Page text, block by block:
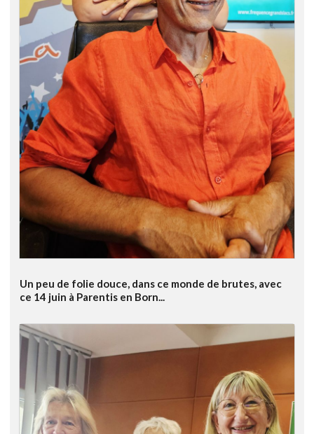
Un peu de folie douce, dans ce monde de brutes, avec
ce 14 juin à Parentis en Born...